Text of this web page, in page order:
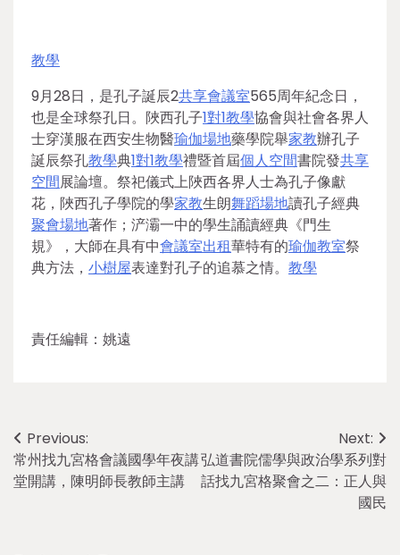
教學
9月28日，是孔子誕辰2共享會議室565周年紀念日，
也是全球祭孔日。陜西孔子1對1教學協會與社會各界人
士穿漢服在西安生物醫瑜伽場地藥學院舉家教辦孔子
誕辰祭孔教學典1對1教學禮暨首屆個人空間書院發共享
空間展論壇。祭祀儀式上陜西各界人士為孔子像獻
花，陜西孔子學院的學家教生朗舞蹈場地讀孔子經典
聚會場地著作；浐灞一中的學生誦讀經典《門生
規》，大師在具有中會議室出租華特有的瑜伽教室祭
典方法， 小樹屋表達對孔子的追慕之情。 教學
責任編輯：姚遠
Post
navigation
Previous:
常州找九宮格會議國學年夜講
堂開講，陳明師長教師主講
Next:
弘道書院儒學與政治學系列對
話找九宮格聚會之二：正人與
國民